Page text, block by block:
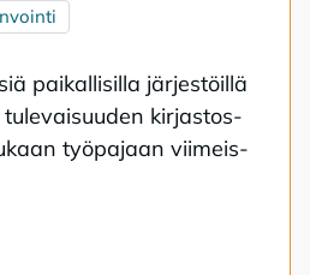
pai­kal­li­sil­la jär­jes­töil­lä
kir­jas­tos­
työ­pa­jaan vii­meis­
alustana